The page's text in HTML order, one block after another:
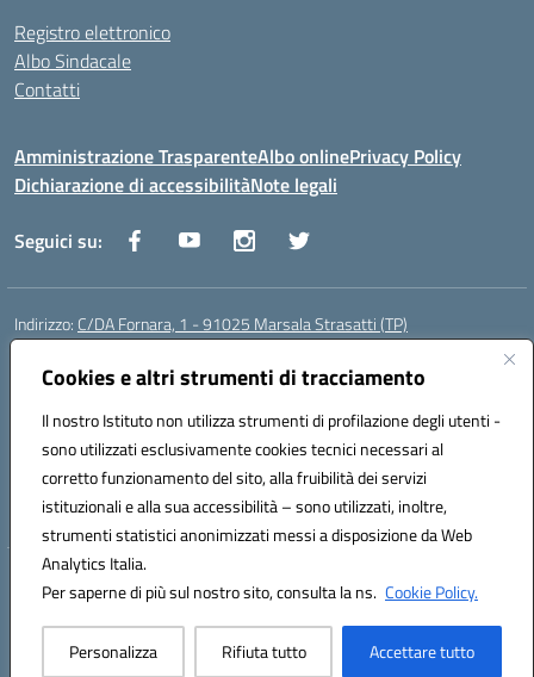
Cookies e altri strumenti di tracciamento
Il nostro Istituto non utilizza strumenti di profilazione degli utenti -
sono utilizzati esclusivamente cookies tecnici necessari al
corretto funzionamento del sito, alla fruibilità dei servizi
istituzionali e alla sua accessibilità – sono utilizzati, inoltre,
strumenti statistici anonimizzati messi a disposizione da Web
Analytics Italia.
Per saperne di più sul nostro sito, consulta la ns. Cookie Policy.
Personalizza Rifiuta tutto Accettare tutto
Registro elettronico
Albo Sindacale
Contatti
Amministrazione TrasparenteAlbo onlinePrivacy Policy
Dichiarazione di accessibilitàNote legali
Seguici su:
Indirizzo: C/DA Fornara, 1 - 91025 Marsala Strasatti (TP)
Centralino:
Posta elettronica certificata (PEC):tpic81600v@pec.istruzione.it
Codice fiscale: 82006360810
Codice meccanografico:TPIC81600V
Codice Indice delle Pubbliche Amministrazioni (IPA): istsc_tpic81600v
Codice unico di fatturazione (CUF): UFODYY
Hosting & Powered by 3D Solution S.r.l.
Concept & Design by Designers Italia